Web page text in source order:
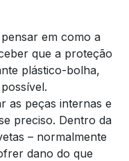
em como a
que a proteção
plástico-bolha,
as peças internas e
preciso. Dentro da
– normalmente
dano do que